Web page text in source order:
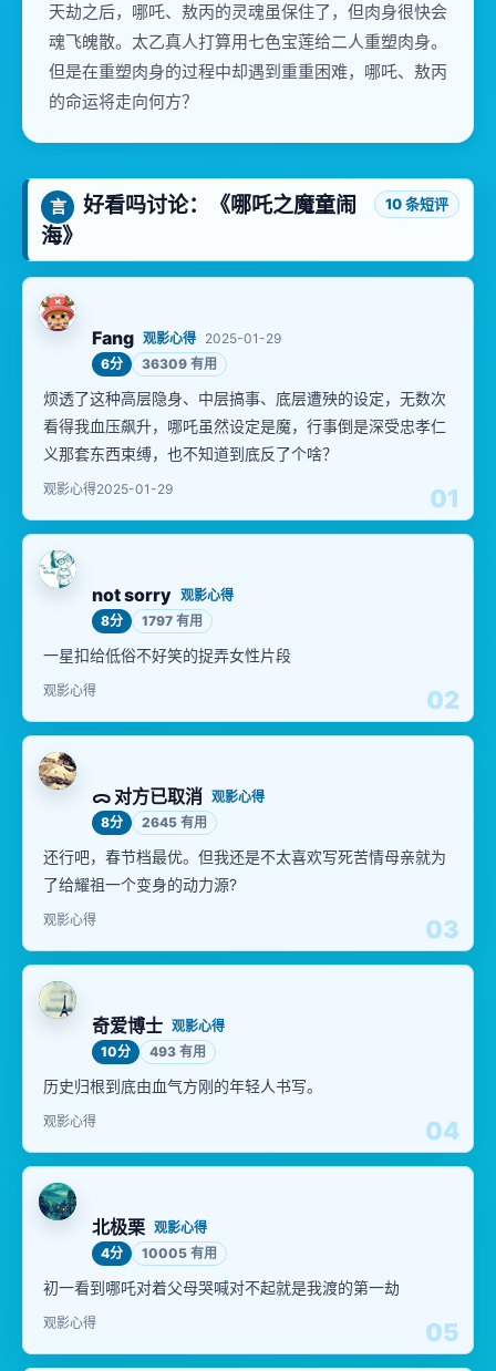
天劫之后，哪吒、敖丙的灵魂虽保住了，但肉身很快会
魂飞魄散。太乙真人打算用七色宝莲给二人重塑肉身。
但是在重塑肉身的过程中却遇到重重困难，哪吒、敖丙
的命运将走向何方？
言
好看吗讨论：《哪吒之魔童闹
海》
10 条短评
01
Fang 观影心得 2025-01-29
6分
36309 有用
烦透了这种高层隐身、中层搞事、底层遭殃的设定，无数次
看得我血压飙升，哪吒虽然设定是魔，行事倒是深受忠孝仁
义那套东西束缚，也不知道到底反了个啥？
观影心得2025-01-29
02
not sorry 观影心得
8分
1797 有用
一星扣给低俗不好笑的捉弄女性片段
观影心得
03
ᯅ 对方已取消 观影心得
8分
2645 有用
还行吧，春节档最优。但我还是不太喜欢写死苦情母亲就为
了给耀祖一个变身的动力源?
观影心得
04
奇爱博士 观影心得
10分
493 有用
历史归根到底由血气方刚的年轻人书写。
观影心得
05
北极栗 观影心得
4分
10005 有用
初一看到哪吒对着父母哭喊对不起就是我渡的第一劫
观影心得